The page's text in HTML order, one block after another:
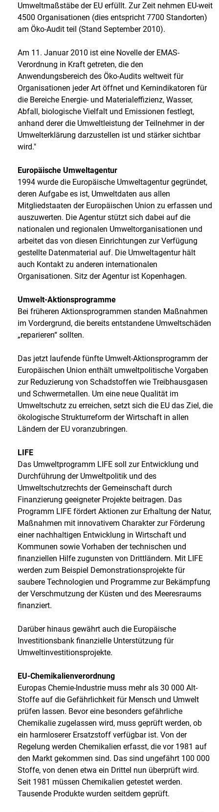
Umweltmaßstäbe der EU erfüllt. Zur Zeit nehmen EU-weit
4500 Organisationen (dies entspricht 7700 Standorten)
am Öko-Audit teil (Stand September 2010).
Am 11. Januar 2010 ist eine Novelle der EMAS-
Verordnung in Kraft getreten, die den
Anwendungsbereich des Öko-Audits weltweit für
Organisationen jeder Art öffnet und Kernindikatoren für
die Bereiche Energie- und Materialeffizienz, Wasser,
Abfall, biologische Vielfalt und Emissionen festlegt,
anhand derer die Umweltleistung der Teilnehmer in der
Umwelterklärung darzustellen ist und stärker sichtbar
wird."
Europäische Umweltagentur
1994 wurde die Europäische Umweltagentur gegründet,
deren Aufgabe es ist, Umweltdaten aus allen
Mitgliedstaaten der Europäischen Union zu erfassen und
auszuwerten. Die Agentur stützt sich dabei auf die
nationalen und regionalen Umweltorganisationen und
arbeitet das von diesen Einrichtungen zur Verfügung
gestellte Datenmaterial auf. Die Umweltagentur hält
auch Kontakt zu anderen internationalen
Organisationen. Sitz der Agentur ist Kopenhagen.
Umwelt-Aktionsprogramme
Bei früheren Aktionsprogrammen standen Maßnahmen
im Vordergrund, die bereits entstandene Umweltschäden
„reparieren“ sollten.
Das jetzt laufende fünfte Umwelt-Aktionsprogramm der
Europäischen Union enthält umweltpolitische Vorgaben
zur Reduzierung von Schadstoffen wie Treibhausgasen
und Schwermetallen. Um eine neue Qualität im
Umweltschutz zu erreichen, setzt sich die EU das Ziel, die
ökologische Strukturreform der Wirtschaft in allen
Ländern der EU voranzubringen.
LIFE
Das Umweltprogramm LIFE soll zur Entwicklung und
Durchführung der Umweltpolitik und des
Umweltschutzrechts der Gemeinschaft durch
Finanzierung geeigneter Projekte beitragen. Das
Programm LIFE fördert Aktionen zur Erhaltung der Natur,
Maßnahmen mit innovativem Charakter zur Förderung
einer nachhaltigen Entwicklung in Wirtschaft und
Kommunen sowie Vorhaben der technischen und
finanziellen Hilfe zugunsten von Drittländern. Mit LIFE
werden zum Beispiel Demonstrationsprojekte für
saubere Technologien und Programme zur Bekämpfung
der Verschmutzung der Küsten und des Meeresraums
finanziert.
Darüber hinaus gewährt auch die Europäische
Investitionsbank finanzielle Unterstützung für
Umweltinvestitionsprojekte.
EU-Chemikalienverordnung
Europas Chemie-Industrie muss mehr als 30 000 Alt-
Stoffe auf die Gefährlichkeit für Mensch und Umwelt
prüfen lassen. Bevor eine besonders gefährliche
Chemikalie zugelassen wird, muss geprüft werden, ob
ein harmloserer Ersatzstoff verfügbar ist. Von der
Regelung werden Chemikalien erfasst, die vor 1981 auf
den Markt gekommen sind. Das sind ungefährt 100 000
Stoffe, von denen etwa ein Drittel nun überprüft wird.
Seit 1981 müssen Chemikalien getestet werden.
Tausende Produkte wurden seitdem geprüft.